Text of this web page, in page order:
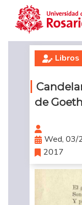
Skip to main content
Libros
de
Wed, 03/
2017